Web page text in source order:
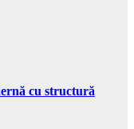
cu structură